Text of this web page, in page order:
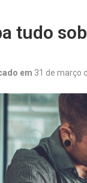
tudo
em 31 de março